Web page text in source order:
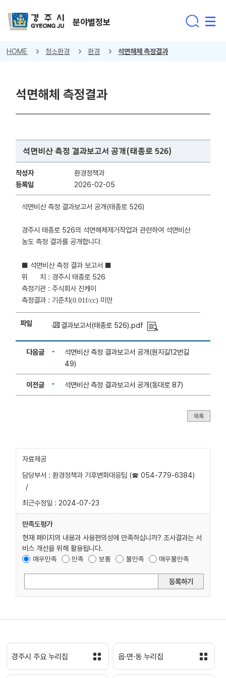
분야별정보
HOME 청소환경 환경 석면해체 측정결과
석면해체 측정결과
석면비산 측정 결과보고서 공개(태종로 526)
작성자
환경정책과
등록일
2026-02-05
석면비산 측정 결과보고서 공개(태종로 526)
경주시 태종로 526의 석면해체제거작업과 관련하여 석면비산
농도 측정 결과를 공개합니다.
■ 석면비산 측정 결과 보고서 ■
위 치 : 경주시 태종로 526
측정기관 : 주식회사 진케이
측정결과 : 기준치(0.01f/cc) 미만
파일 결과보고서(태종로 526).pdf
다음글
석면비산 측정 결과보고서 공개(원지길12번길
49)
이전글 석면비산 측정 결과보고서 공개(동대로 87)
목록
자료제공
담당부서 : 환경정책과 기후변화대응팀 (☎ 054-779-6384)
/
최근수정일 : 2024-07-23
만족도평가
현재 페이지의 내용과 사용편의성에 만족하십니까? 조사결과는 서
비스 개선을 위해 활용됩니다.
매우만족 만족 보통 불만족 매우불만족
등록하기
경주시 주요 누리집 읍·면·동 누리집